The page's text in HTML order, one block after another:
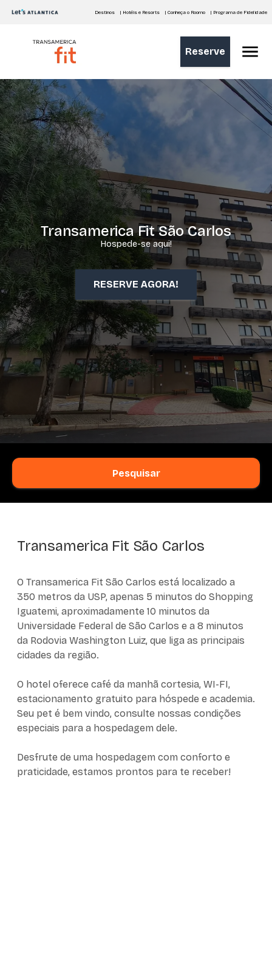
Destinos | Hotéis e Resorts | Conheça o Roomo | Programa de Fidelidade
Reserve
Transamerica Fit São Carlos
Hospede-se aqui!
RESERVE AGORA!
Pesquisar
Transamerica Fit São Carlos
O Transamerica Fit São Carlos está localizado a
350 metros da USP, apenas 5 minutos do Shopping
Iguatemi, aproximadamente 10 minutos da
Universidade Federal de São Carlos e a 8 minutos
da Rodovia Washington Luiz, que liga as principais
cidades da região.
O hotel oferece café da manhã cortesia, WI-FI,
estacionamento gratuito para hóspede e academia.
Seu pet é bem vindo, consulte nossas condições
especiais para a hospedagem dele.
Desfrute de uma hospedagem com conforto e
praticidade, estamos prontos para te receber!